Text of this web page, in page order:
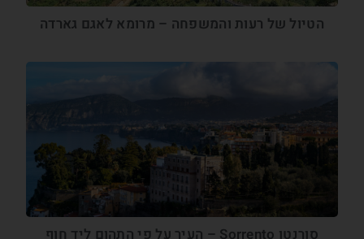
הטיול של רעות והמשפחה – מרומא לאגם גארדה
סורנטו Sorrento – העיר על פי התהום ליד חוף